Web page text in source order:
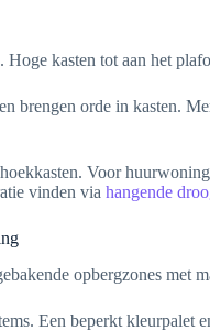
kasten tot aan het
brengen orde in kasten.
Voor
vinden via hangende
opbergzones met
Een beperkt kleurpalet